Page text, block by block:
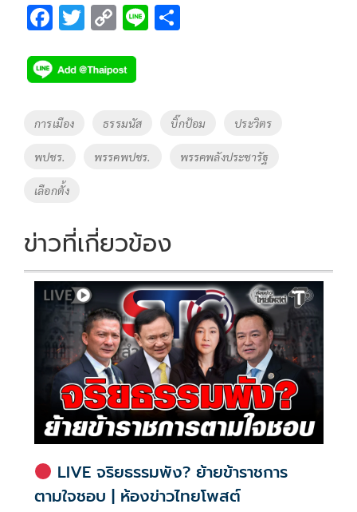
F
e
b
o
k
T
tt
er
C
p
y
Li
k
Li
Tags
การเมือง ธรรมนัส บิ๊กป้อม ประวิตร
พปชร. พรรคพปชร. พรรคพลังประชารัฐ
เลือกตั้ง
ข่าวที่เกี่ยวข้อง
LIVE จริยธรรมพัง? ย้ายข้าราชการ
ตามใจชอบ | ห้องข่าวไทยโพสต์